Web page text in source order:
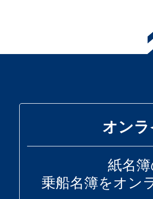
オン
紙名
乗船名簿をオン